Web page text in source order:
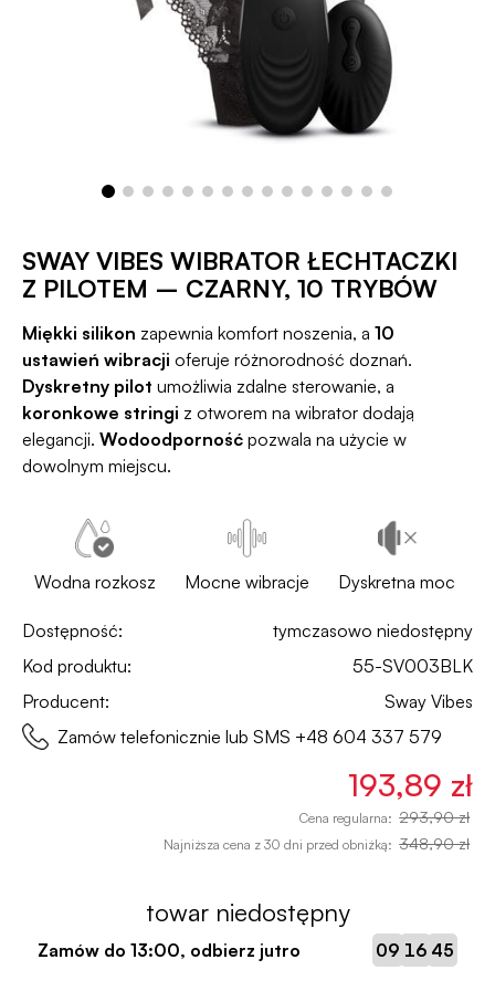
SWAY VIBES WIBRATOR ŁECHTACZKI
Z PILOTEM – CZARNY, 10 TRYBÓW
Miękki silikon zapewnia komfort noszenia, a 10
ustawień wibracji oferuje różnorodność doznań.
Dyskretny pilot umożliwia zdalne sterowanie, a
koronkowe stringi z otworem na wibrator dodają
elegancji. Wodoodporność pozwala na użycie w
dowolnym miejscu.
Wodna rozkosz Mocne wibracje Dyskretna moc
Dostępność:
tymczasowo niedostępny
Kod produktu:
55-SV003BLK
Producent:
Sway Vibes
Zamów telefonicznie lub SMS +48 604 337 579
193,89 zł
Cena regularna: 293,90 zł
Najniższa cena z 30 dni przed obniżką: 348,90 zł
towar niedostępny
Zamów do 13:00, odbierz jutro 09: 16: 44